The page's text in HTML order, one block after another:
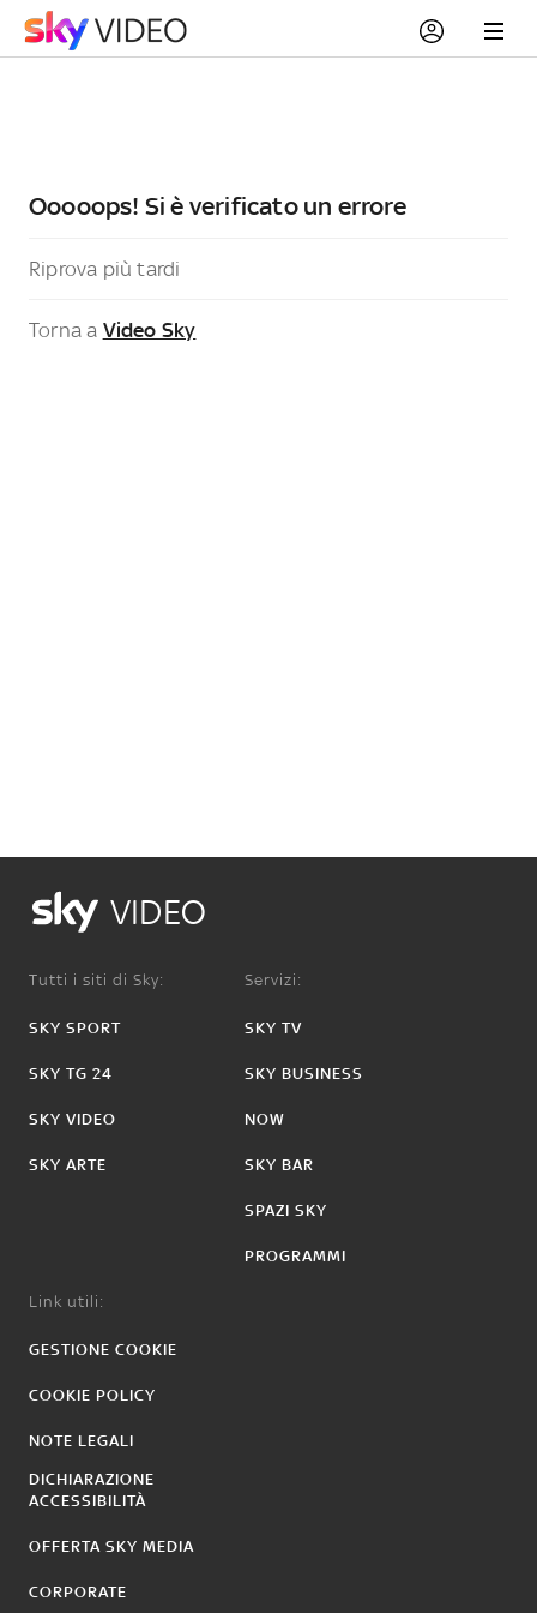
Ooooops! Si è verificato un errore
Riprova più tardi
Torna a Video Sky
VIDEO
Tutti i siti di Sky:
SKY SPORT
SKY TG 24
SKY VIDEO
SKY ARTE
Servizi:
SKY TV
SKY BUSINESS
NOW
SKY BAR
SPAZI SKY
PROGRAMMI
Link utili:
GESTIONE COOKIE
COOKIE POLICY
NOTE LEGALI
DICHIARAZIONE
ACCESSIBILITÀ
OFFERTA SKY MEDIA
CORPORATE